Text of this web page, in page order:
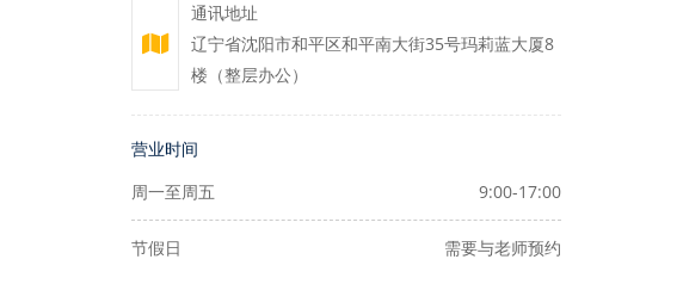
通讯地址
辽宁省沈阳市和平区和平南大街35号玛莉蓝大厦8
楼（整层办公）
营业时间
周一至周五 9:00-17:00
节假日 需要与老师预约